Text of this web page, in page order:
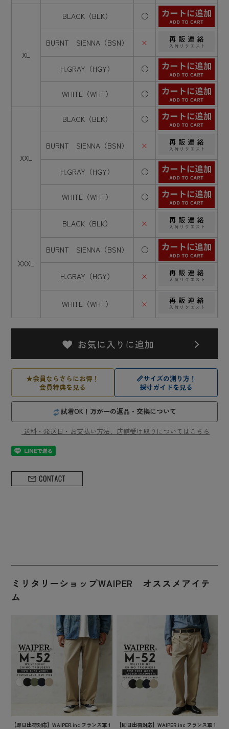
XL
BLACK（BLK） ○
BURNT SIENNA（BSN） ×
H.GRAY（HGY） ○
WHITE（WHT） ○
XXL
BLACK（BLK） ○
BURNT SIENNA（BSN） ×
H.GRAY（HGY） ○
WHITE（WHT） ○
XXXL
BLACK（BLK） ×
BURNT SIENNA（BSN） ○
H.GRAY（HGY） ×
WHITE（WHT） ×
★会員ならさらにお得！
会員特典を見る
📏サイズの測り方！
採寸ガイドを見る
試着OK！万が一の返品・交換について
送料・発送日・お支払い方法、店舗受け取りについてはこちら
ミリタリーショップWAIPER オススメアイテ
ム
【即日出荷対応】WAIPER.inc フランス軍 1
【即日出荷対応】WAIPER.inc フランス軍 1